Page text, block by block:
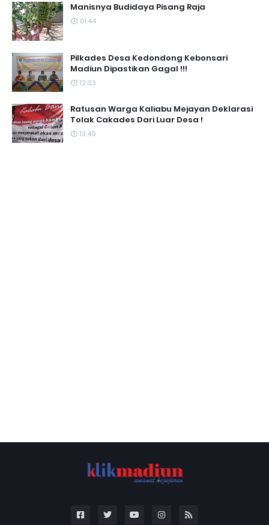
Manisnya Budidaya Pisang Raja
01.44
Pilkades Desa Kedondong Kebonsari
Madiun Dipastikan Gagal !!!
12.03
Ratusan Warga Kaliabu Mejayan Deklarasi
Tolak Cakades Dari Luar Desa !
13.49